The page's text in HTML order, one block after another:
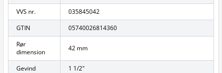
VVS nr.
035845042
GTIN
05740026814360
Rør
dimension
42 mm
Gevind
1 1/2"